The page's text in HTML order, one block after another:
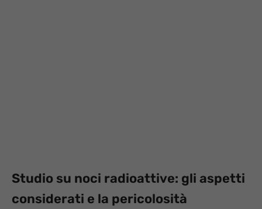
Studio su noci radioattive: gli aspetti
considerati e la pericolosità